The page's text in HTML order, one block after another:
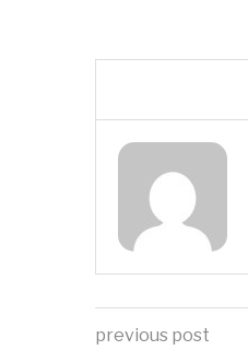
previous post